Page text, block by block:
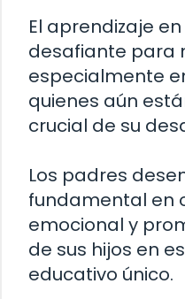
El aprendizaje
desafiante para
especialmente
quienes aún
crucial de su
Los padres
fundamental en
emocional y
de sus hijos en
educativo único.